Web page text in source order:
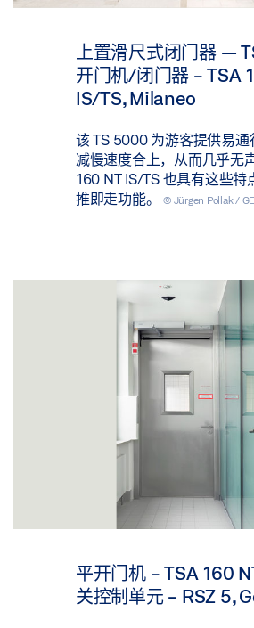
上置滑尺式闭门器 —
开门机/闭门器 - TSA
IS/TS, Milaneo
该 TS 5000 为游客提供易通
减慢速度合上，从而几乎无
160 NT IS/TS 也具有这些特
推即走功能。© Jürgen Pollak /
平开门机 - TSA 160
关控制单元 - RSZ 5,